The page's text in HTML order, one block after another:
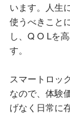
います。人生
使うべきこと
し、Q O Lを
す。
スマートロッ
なので、体験
げなく日常に